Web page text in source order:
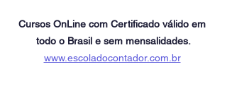
Cursos OnLine com Certificado válido em
todo o Brasil e sem mensalidades.
www.escoladocontador.com.br